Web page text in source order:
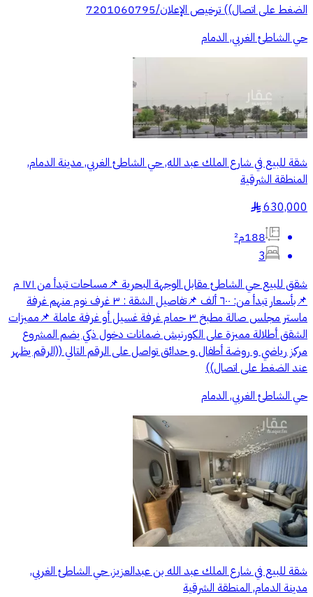
الضغط على اتصال)) ترخيص الإعلان/7201060795
حي الشاطئ الغربي, الدمام
شقة للبيع في شارع الملك عبد الله, حي الشاطئ الغربي, مدينة الدمام,
المنطقة الشرقية
630,000
§
188م²
3
شقق للبيع حي الشاطئ مقابل الوجهة البحرية 📌مساحات تبدأ من ١٧١ م
📌بأسعار تبدأ من: ٦٠٠ ألف 📌تفاصيل الشقة : ٣ غرف نوم منهم غرفة
ماستر مجلس صالة مطبخ ٣ حمام غرفة غسيل أو غرفة عاملة 📌مميزات
الشقق أطلالة مميزة على الكورنيش ضمانات دخول ذكي يضم المشروع
مركز رياضي و روضة أطفال و حدائق تواصل على الرقم التالي ((الرقم يظهر
عند الضغط على اتصال))
حي الشاطئ الغربي, الدمام
شقة للبيع في شارع الملك عبد الله بن عبدالعزيز, حي الشاطئ الغربي,
مدينة الدمام, المنطقة الشرقية